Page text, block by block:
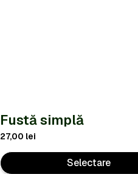
Fustă simplă
27,00 lei
Selectare